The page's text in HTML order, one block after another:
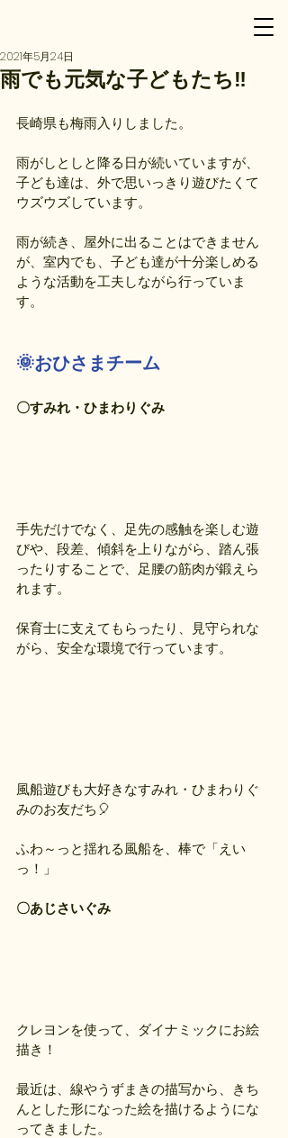
雨でも元気な子どもたち‼
2021年5月24日
長崎県も梅雨入りしました。
雨がしとしと降る日が続いていますが、
子ども達は、外で思いっきり遊びたくて
ウズウズしています。
雨が続き、屋外に出ることはできません
が、室内でも、子ども達が十分楽しめる
ような活動を工夫しながら行っていま
す。
🌞おひさまチーム
〇すみれ・ひまわりぐみ
手先だけでなく、足先の感触を楽しむ遊
びや、段差、傾斜を上りながら、踏ん張
ったりすることで、足腰の筋肉が鍛えら
れます。
保育士に支えてもらったり、見守られな
がら、安全な環境で行っています。
風船遊びも大好きなすみれ・ひまわりぐ
みのお友だち🎈
ふわ～っと揺れる風船を、棒で「えい
っ！」
〇あじさいぐみ
クレヨンを使って、ダイナミックにお絵
描き！
最近は、線やうずまきの描写から、きち
んとした形になった絵を描けるようにな
ってきました。